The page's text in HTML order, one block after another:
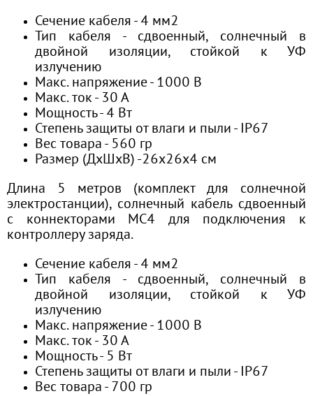
Сечение кабеля - 4 мм2
Тип кабеля - сдвоенный, солнечный в
двойной изоляции, стойкой к УФ
излучению
Макс. напряжение - 1000 В
Макс. ток - 30 А
Мощность - 4 Вт
Степень защиты от влаги и пыли - IP67
Вес товара - 560 гр
Размер (ДхШхВ) -26x26x4 см
Длина 5 метров (комплект для солнечной
электростанции), солнечный кабель сдвоенный
с коннекторами МС4 для подключения к
контроллеру заряда.
Сечение кабеля - 4 мм2
Тип кабеля - сдвоенный, солнечный в
двойной изоляции, стойкой к УФ
излучению
Макс. напряжение - 1000 В
Макс. ток - 30 А
Мощность - 5 Вт
Степень защиты от влаги и пыли - IP67
Вес товара - 700 гр